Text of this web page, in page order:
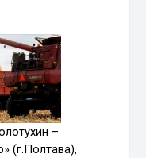
–
(г.Полтава),